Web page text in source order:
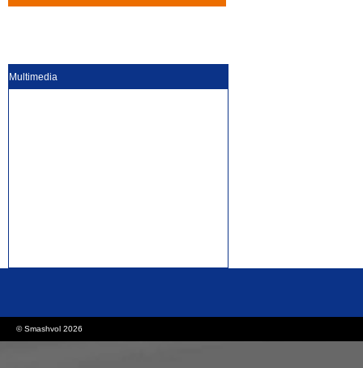
Multimedia
© Smashvol 2026